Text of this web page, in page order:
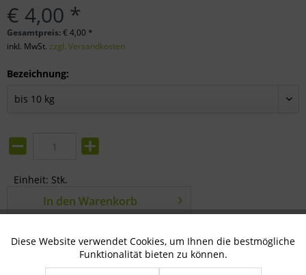
€ 4,00 *
Gesamtpreis:€4,00 *
inkl. MwSt. zzgl. Versandkosten
Bezeichnung:
Einheit: Stk.
In den Warenkorb
80-09-0200
Technisch notwendig Aktiv
Diese Website verwendet Cookies, um Ihnen die bestmögliche
Funktionalität bieten zu können.